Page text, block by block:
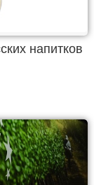
напитков